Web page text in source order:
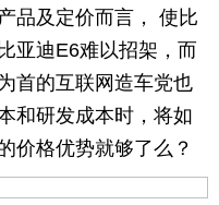
品及定价而言， 使比
亚迪E6难以招架，而
首的互联网造车党也
和研发成本时，将如
价格优势就够了么？